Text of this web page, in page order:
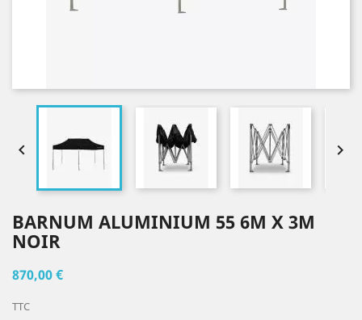
 
BARNUM ALUMINIUM 55 6M X 3M
NOIR
870,00 €
TTC